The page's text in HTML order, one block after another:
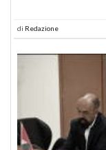
di Redazione